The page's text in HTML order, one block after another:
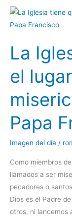
La
el
Papa
Imagen del día /
Como miembros
llamados a ser
pecadores o
Dios es el Padre
otros, ni lancemos
La
Iglesia
que
ser
el
de
misericordia
gratuita
Papa
Francisco